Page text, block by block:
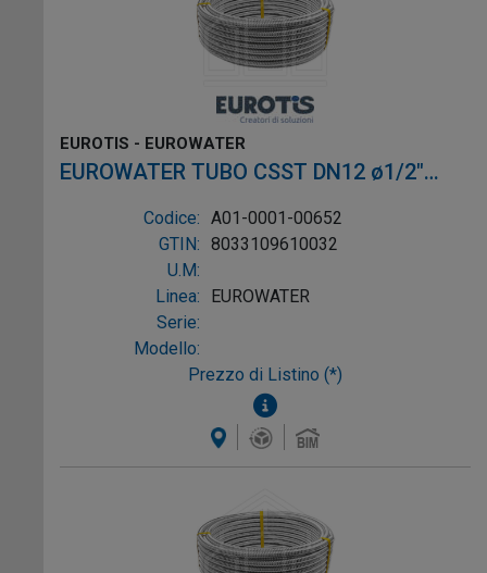
EUROTIS - EUROWATER
EUROWATER TUBO CSST DN12 ø1/2"
L.4m AISI304 W-1P
Codice: A01-0001-00652
GTIN: 8033109610032
U.M:
Linea:
EUROWATER
Serie:
Modello:
Prezzo di Listino (*)